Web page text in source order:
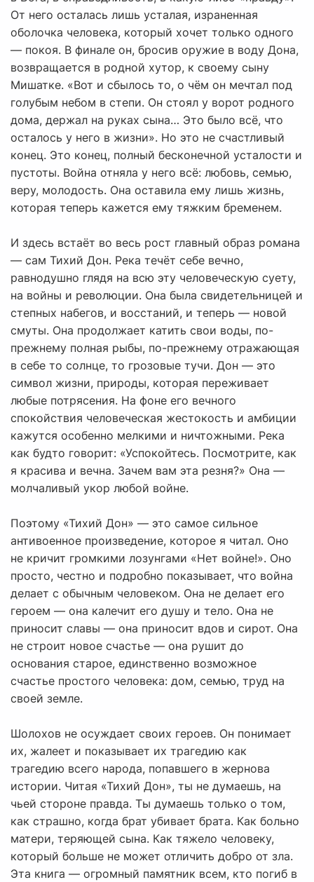
От него осталась лишь усталая, израненная
оболочка человека, который хочет только одного
— покоя. В финале он, бросив оружие в воду Дона,
возвращается в родной хутор, к своему сыну
Мишатке. «Вот и сбылось то, о чём он мечтал под
голубым небом в степи. Он стоял у ворот родного
дома, держал на руках сына… Это было всё, что
осталось у него в жизни». Но это не счастливый
конец. Это конец, полный бесконечной усталости и
пустоты. Война отняла у него всё: любовь, семью,
веру, молодость. Она оставила ему лишь жизнь,
которая теперь кажется ему тяжким бременем.
И здесь встаёт во весь рост главный образ романа
— сам Тихий Дон. Река течёт себе вечно,
равнодушно глядя на всю эту человеческую суету,
на войны и революции. Она была свидетельницей и
степных набегов, и восстаний, и теперь — новой
смуты. Она продолжает катить свои воды, по-
прежнему полная рыбы, по-прежнему отражающая
в себе то солнце, то грозовые тучи. Дон — это
символ жизни, природы, которая переживает
любые потрясения. На фоне его вечного
спокойствия человеческая жестокость и амбиции
кажутся особенно мелкими и ничтожными. Река
как будто говорит: «Успокойтесь. Посмотрите, как
я красива и вечна. Зачем вам эта резня?» Она —
молчаливый укор любой войне.
Поэтому «Тихий Дон» — это самое сильное
антивоенное произведение, которое я читал. Оно
не кричит громкими лозунгами «Нет войне!». Оно
просто, честно и подробно показывает, что война
делает с обычным человеком. Она не делает его
героем — она калечит его душу и тело. Она не
приносит славы — она приносит вдов и сирот. Она
не строит новое счастье — она рушит до
основания старое, единственно возможное
счастье простого человека: дом, семью, труд на
своей земле.
Шолохов не осуждает своих героев. Он понимает
их, жалеет и показывает их трагедию как
трагедию всего народа, попавшего в жернова
истории. Читая «Тихий Дон», ты не думаешь, на
чьей стороне правда. Ты думаешь только о том,
как страшно, когда брат убивает брата. Как больно
матери, теряющей сына. Как тяжело человеку,
который больше не может отличить добро от зла.
Эта книга — огромный памятник всем, кто погиб в